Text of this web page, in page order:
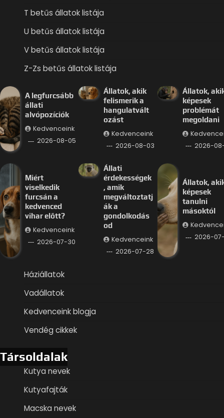
T betűs állatok listája
U betűs állatok listája
V betűs állatok listája
Z-Zs betűs állatok listája
A legfurcsább
állati
alvópozíciók
Kedvenceink
2026-08-05
Állatok, akik
felismerik a
hangulatvált
ozást
Kedvenceink
2026-08-03
Állatok,
képesek
problémát
megoldani
2026-
Miért
viselkedik
furcsán a
kedvenced
vihar előtt?
Kedvenceink
2026-07-30
Állati
érdekességek
, amik
megváltoztatj
ák a
gondolkodás
od
Kedvenceink
2026-07-28
Állatok,
képesek
tanulni
másoktól
2026-
Háziállatok
Vadállatok
Kedvenceink blogja
Vendég cikkek
Társoldalak
Kutya nevek
Kutyafajták
Macska nevek